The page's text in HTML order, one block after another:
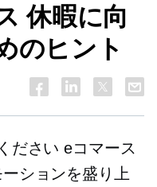
休暇に向
のヒント
ださいeコマース
ションを盛り上